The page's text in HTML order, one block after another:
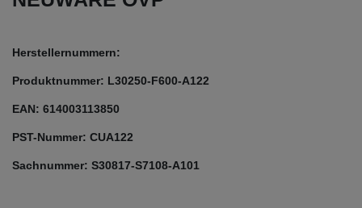
Herstellernummern:
Produktnummer: L30250-F600-A122
EAN: 614003113850
PST-Nummer: CUA122
Sachnummer: S30817-S7108-A101